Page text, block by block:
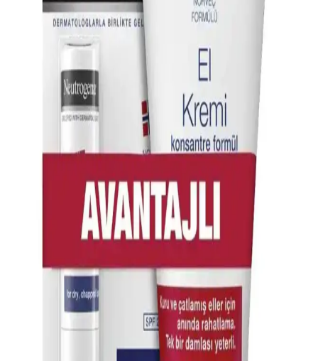
Nemlendirme ve hoş koku özellikleriyle öne çıkan bu el kremi, kuru
ve hassas ciltlere uygun, günlük kullanımda etkili ve pratik bir cilt
bakım ürünüdür.
El Güçlendiren ve Nemlendiren Kremlerle Cilt
Sağlığınızı Koruyun
El güçlendiren ve nemlendiren kremler, kuru ve elastikiyet kaybı
yaşayan cildi onarır, nem tutucu içerikleriyle uzun süre koruma
sağlar, düzenli kullanımda elastikiyeti artırır ve yaşlanma belirtilerini
Nemlendirici El ve Dudak Bakım Setleri ile Cilt
Sağlığınızı Koruyun
El ve dudaklar için özel nemlendirici bakım setleri, cilt kuruluğunu
önler, çatlamayı engeller ve günlük bakımda pratik çözümler sunar.
Onarici El Bakım Setleri: Sağlıklı ve Bakımlı Eller
İçin En İyi Seçenekler
El ve tırnak sağlığını destekleyen onarici bakım setleri, hijyenik ve
pratik kullanımıyla düzenli bakım sağlar, sağlıklı ve bakımlı eller için
El Bakım Kremi ve Koruyucu Etkileri: Cildi